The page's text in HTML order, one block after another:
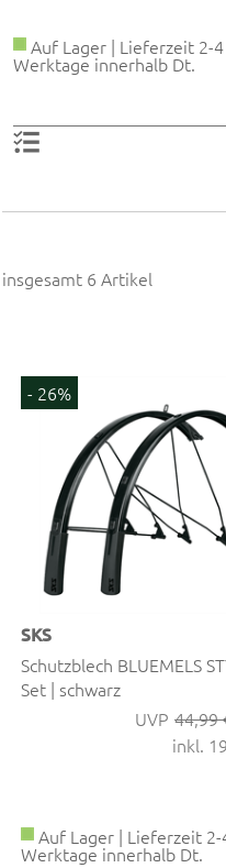
Auf Lager | Lieferzeit 2-4
Werktage innerhalb Dt.
insgesamt 6 Artikel
- 26%
SKS
Schutzblech BLUEMELS
Set | schwarz
44,99
inkl.
Auf Lager | Lieferzeit 2-
Werktage innerhalb Dt.